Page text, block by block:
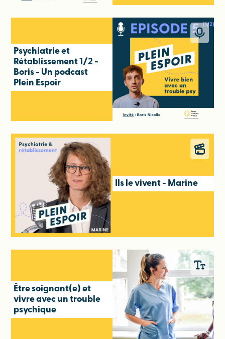
Psychiatrie et
Rétablissement 1/2 -
Boris - Un podcast
Plein Espoir
Ils le vivent - Marine
Être soignant(e) et
vivre avec un trouble
psychique